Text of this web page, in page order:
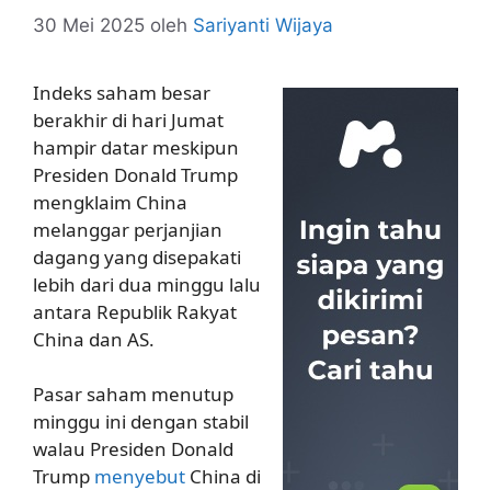
30 Mei 2025 oleh Sariyanti Wijaya
Indeks saham besar
berakhir di hari Jumat
hampir datar meskipun
Presiden Donald Trump
mengklaim China
melanggar perjanjian
dagang yang disepakati
lebih dari dua minggu lalu
antara Republik Rakyat
China dan AS.
Pasar saham menutup
minggu ini dengan stabil
walau Presiden Donald
Trump menyebut China di